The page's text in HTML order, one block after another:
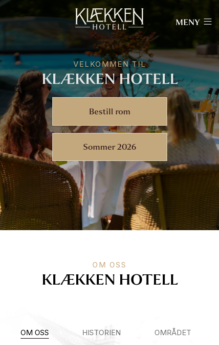
MENY
VELKOMMEN TIL
KLÆKKEN HOTELL
Bestill rom
Sommer 2026
OM OSS
KLÆKKEN HOTELL
OM OSS HISTORIEN OMRÅDET